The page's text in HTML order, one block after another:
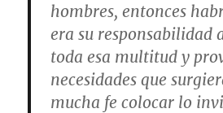
hombres, entonces
era su responsabilidad
toda esa multitud y
necesidades que
mucha fe colocar lo